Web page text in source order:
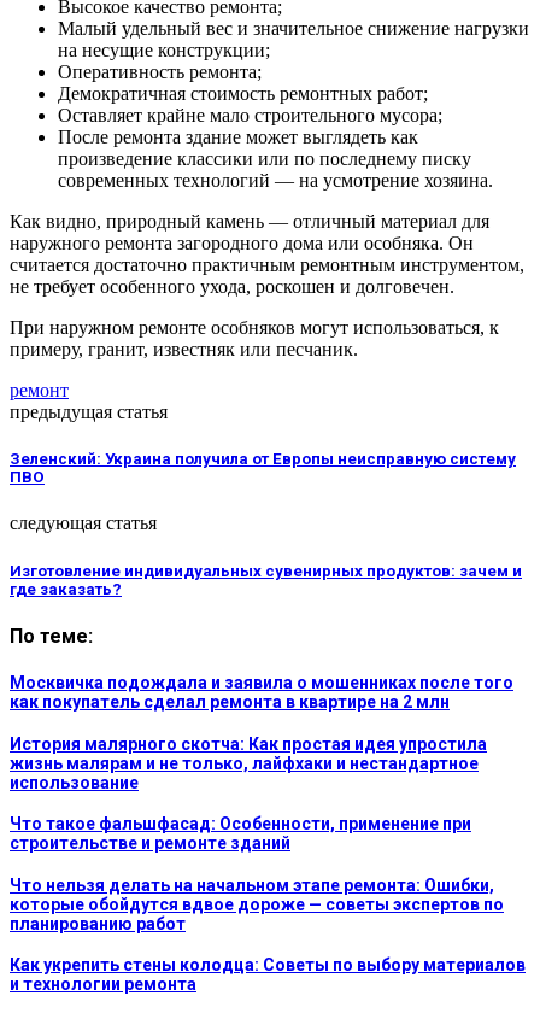
Высокое качество ремонта;
Малый удельный вес и значительное снижение нагрузки
на несущие конструкции;
Оперативность ремонта;
Демократичная стоимость ремонтных работ;
Оставляет крайне мало строительного мусора;
После ремонта здание может выглядеть как
произведение классики или по последнему писку
современных технологий — на усмотрение хозяина.
Как видно, природный камень — отличный материал для
наружного ремонта загородного дома или особняка. Он
считается достаточно практичным ремонтным инструментом,
не требует особенного ухода, роскошен и долговечен.
При наружном ремонте особняков могут использоваться, к
примеру, гранит, известняк или песчаник.
ремонт
предыдущая статья
Зеленский: Украина получила от Европы неисправную систему
ПВО
следующая статья
Изготовление индивидуальных сувенирных продуктов: зачем и
где заказать?
По теме:
Москвичка подождала и заявила о мошенниках после того
как покупатель сделал ремонта в квартире на 2 млн
История малярного скотча: Как простая идея упростила
жизнь малярам и не только, лайфхаки и нестандартное
использование
Что такое фальшфасад: Особенности, применение при
строительстве и ремонте зданий
Что нельзя делать на начальном этапе ремонта: Ошибки,
которые обойдутся вдвое дороже — советы экспертов по
планированию работ
Как укрепить стены колодца: Советы по выбору материалов
и технологии ремонта